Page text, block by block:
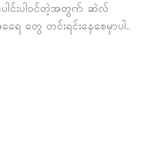
ေါင်းပါဝင်တဲ့အတွက် ဆဲလ်
ေ တွေ တင်းရင်းနေစေမှာပါ..